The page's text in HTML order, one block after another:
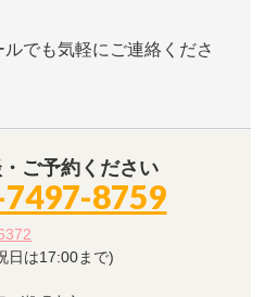
でも気軽にご連絡くださ
ご予約ください
8759
日は17:00まで)